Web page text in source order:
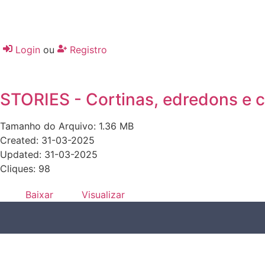
Login ou Registro
STORIES - Cortinas, edredons e
Tamanho do Arquivo: 1.36 MB
Created: 31-03-2025
Updated: 31-03-2025
Cliques: 98
Baixar Visualizar